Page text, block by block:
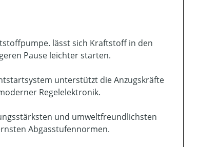
lässt sich Kraftstoff in den
Pause leichter starten.
unterstützt die Anzugskräfte
Regelelektronik.
und umweltfreundlichsten
Abgasstufennormen.